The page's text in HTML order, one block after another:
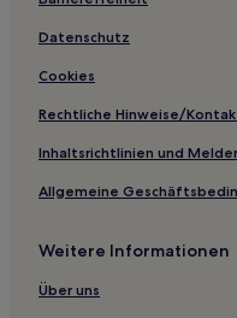
Hotels nahe Station
Setodacho Setoda Hotels
Sera: Hotels
Hotels nahe
Ōkunoshima: Hotels
Enoura Hotels
Hotels nahe Bahnhof
Fuchu-Shi Hotels
Datenschutz
Cookies
Rechtliche Hinweise/
Inhaltsrichtlinien und
Allgemeine
Weitere Informationen
Über uns